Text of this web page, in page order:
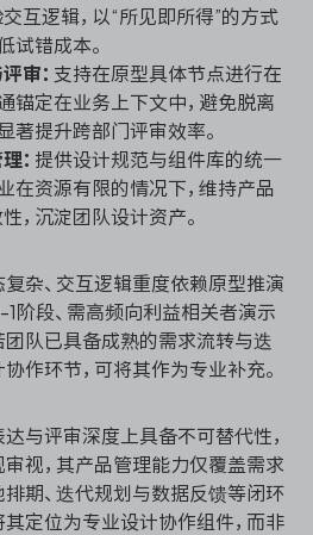
互逻辑，以“所见即所得”的方式
试错成本。
审： 支持在原型具体节点进行在
锚定在业务上下文中，避免脱离
著提升跨部门评审效率。
： 提供设计规范与组件库的统一
在资源有限的情况下，维持产品
，沉淀团队设计资产。
杂、交互逻辑重度依赖原型推演
阶段、需高频向利益相关者演示
团队已具备成熟的需求流转与迭
作环节，可将其作为专业补充。
与评审深度上具备不可替代性，
视，其产品管理能力仅覆盖需求
排期、迭代规划与数据反馈等闭环
其定位为专业设计协作组件，而非